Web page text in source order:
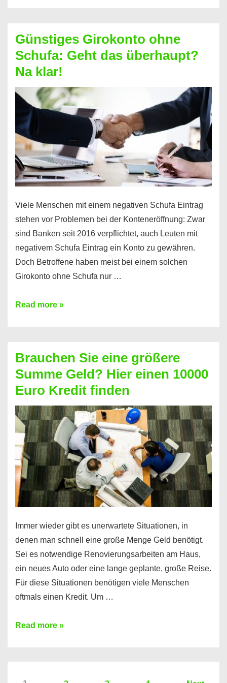
dabei
profitieren
–
So
funktioniert’s
Günstiges Girokonto ohne
Schufa: Geht das überhaupt?
Na klar!
Viele Menschen mit einem negativen Schufa Eintrag
stehen vor Problemen bei der Konteneröffnung: Zwar
sind Banken seit 2016 verpflichtet, auch Leuten mit
negativem Schufa Eintrag ein Konto zu gewähren.
Doch Betroffene haben meist bei einem solchen
Girokonto ohne Schufa nur …
Günstiges
Geht
das
überhaupt?
Na
klar!
Read more »
Brauchen Sie eine größere
Summe Geld? Hier einen 10000
Euro Kredit finden
Immer wieder gibt es unerwartete Situationen, in
denen man schnell eine große Menge Geld benötigt.
Sei es notwendige Renovierungsarbeiten am Haus,
ein neues Auto oder eine lange geplante, große Reise.
Für diese Situationen benötigen viele Menschen
oftmals einen Kredit. Um …
Brauchen
Read more »